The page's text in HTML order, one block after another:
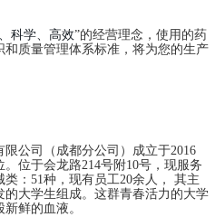
科学、高效”的经营理念，使用的药
质量管理体系标准，将为您的生产
公司（成都分公司）成立于2016
位于会龙路214号附10号，现服务
：51种，现有员工20余人，
其主
大学生组成。 这群青春活力的大学
鲜的血液。